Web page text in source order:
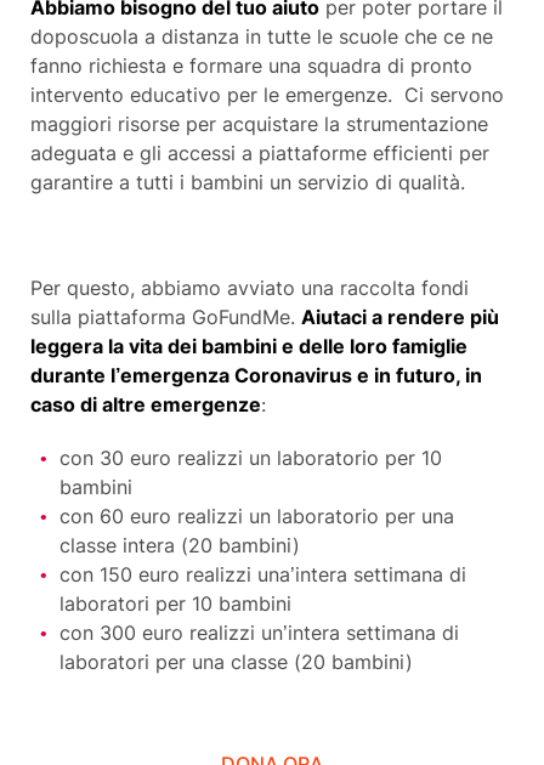
Abbiamo bisogno del tuo aiutoper poter portare il
doposcuola a distanza in tutte le scuole che ce ne
fanno richiesta e formare una squadra di pronto
intervento educativo per le emergenze. Ci servono
maggiori risorse per acquistare la strumentazione
adeguata e gli accessi a piattaforme efficienti per
garantire a tutti i bambini un servizio di qualità.
Per questo, abbiamo avviato una raccolta fondi
sulla piattaforma GoFundMe. Aiutaci a rendere più
leggera la vita dei bambini e delle loro famiglie
durante l’emergenza Coronavirus e in futuro, in
caso di altre emergenze:
con 30 euro realizzi un laboratorio per 10
bambini
con 60 euro realizzi un laboratorio per una
classe intera (20 bambini)
con 150 euro realizzi una’intera settimana di
laboratori per 10 bambini
con 300 euro realizzi un’intera settimana di
laboratori per una classe (20 bambini)